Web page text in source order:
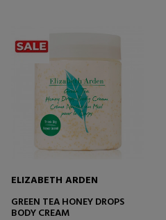
ELIZABETH ARDEN
GREEN TEA HONEY DROPS
BODY CREAM